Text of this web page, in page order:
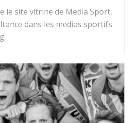
le site vitrine de Media Sport,
dans les medias sportifs